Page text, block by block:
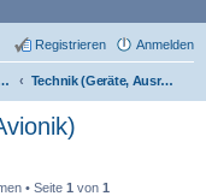
Anmelden
Registrieren
und Technik Technik (Geräte, Ausrüstung, Avionik)
• Seite 1 von 1